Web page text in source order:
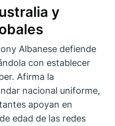
y
Albanese defiende
con establecer
Afirma la
nacional uniforme,
apoyan en
edad de las redes